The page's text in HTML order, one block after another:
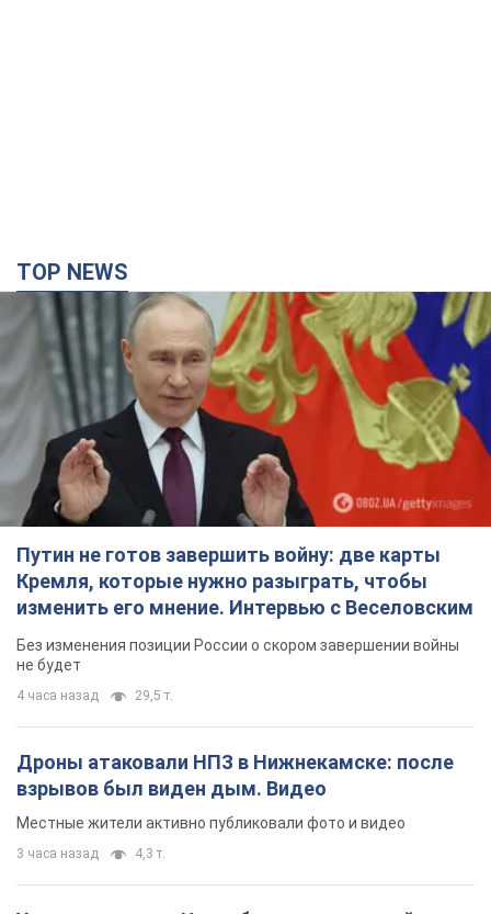
TOP NEWS
Путин не готов завершить войну: две карты
Кремля, которые нужно разыграть, чтобы
изменить его мнение. Интервью с Веселовским
Без изменения позиции России о скором завершении войны
не будет
4 часа назад 29,5 т.
Дроны атаковали НПЗ в Нижнекамске: после
взрывов был виден дым. Видео
Местные жители активно публиковали фото и видео
3 часа назад 4,3 т.